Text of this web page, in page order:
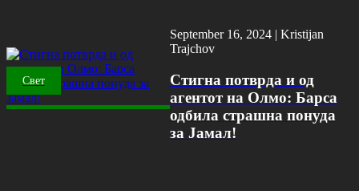
Свет
September 16, 2024 | Kristijan
Trajchov
Стигна потврда и од
агентот на Олмо: Барса
одбила страшна понуда
за Јамал!